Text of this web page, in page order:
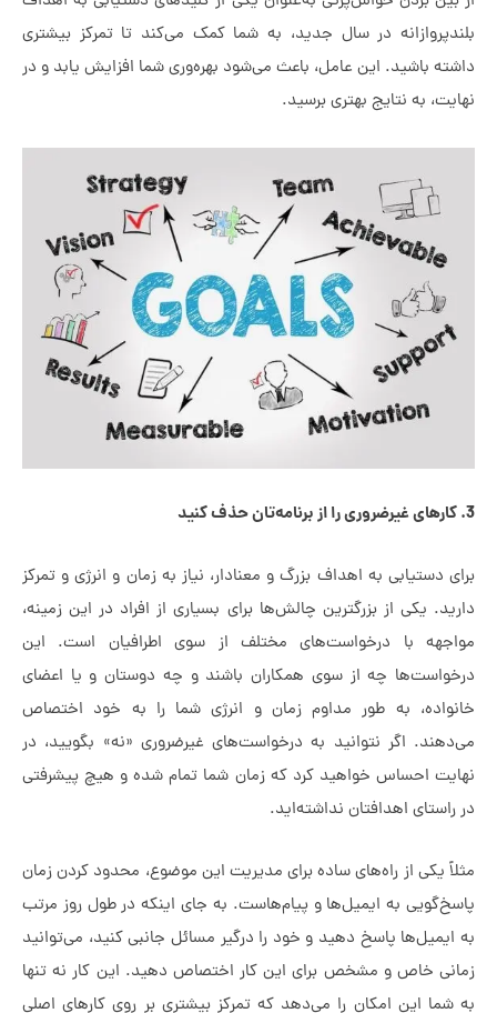
در سال جدید، به شما کمک می‌کند تا تمرکز بیشتری
باشید. این عامل، باعث می‌شود بهره‌وری شما افزایش یابد و در
به نتایج بهتری برسید.
به اهداف بزرگ و معنادار، نیاز به زمان و انرژی و تمرکز
یکی از بزرگترین چالش‌ها برای بسیاری از افراد در این زمینه،
با درخواست‌های مختلف از سوی اطرافیان است. این
چه از سوی همکاران باشند و چه دوستان و یا اعضای
به طور مداوم زمان و انرژی شما را به خود اختصاص
اگر نتوانید به درخواست‌های غیرضروری «نه» بگویید، در
احساس خواهید کرد که زمان شما تمام شده و هیچ پیشرفتی
اهدافتان نداشته‌اید.
از راه‌های ساده برای مدیریت این موضوع، محدود کردن زمان
به ایمیل‌ها و پیام‌هاست. به جای اینکه در طول روز مرتب
پاسخ دهید و خود را درگیر مسائل جانبی کنید، می‌توانید
خاص و مشخص برای این کار اختصاص دهید. این کار نه تنها
این امکان را می‌دهد که تمرکز بیشتری بر روی کارهای اصلی